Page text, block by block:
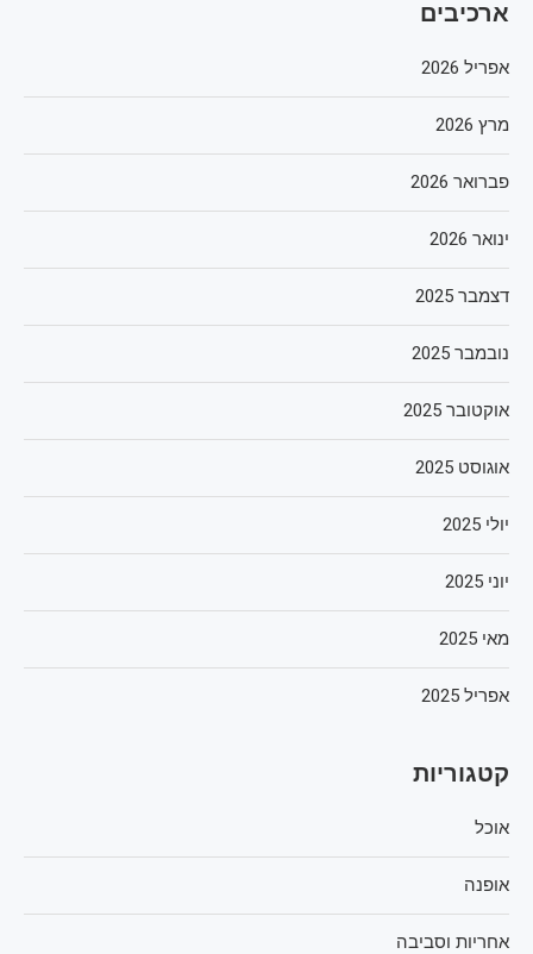
ארכיבים
אפריל 2026
מרץ 2026
פברואר 2026
ינואר 2026
דצמבר 2025
נובמבר 2025
אוקטובר 2025
אוגוסט 2025
יולי 2025
יוני 2025
מאי 2025
אפריל 2025
קטגוריות
אוכל
אופנה
אחריות וסביבה